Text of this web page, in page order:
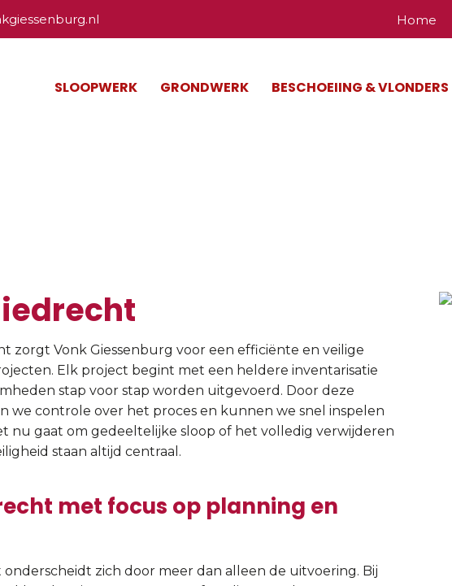
Home
SLOOPWERK GRONDWERK BESCHOEIING & VLONDERS
zorgt Vonk Giessenburg voor een efficiënte en veilige
Elk project begint met een heldere inventarisatie
stap voor stap worden uitgevoerd. Door deze
controle over het proces en kunnen we snel inspelen
nu gaat om gedeeltelijke sloop of het volledig verwijderen
staan altijd centraal.
met focus op planning en
zich door meer dan alleen de uitvoering. Bij